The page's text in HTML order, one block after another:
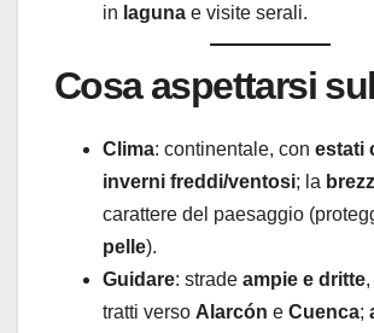
in laguna e visite serali.
Cosa aspettarsi
Clima: continentale, con estati
inverni freddi/ventosi; la
carattere del paesaggio
pelle).
Guidare: strade ampie e dritte
tratti verso Alarcón e Cuenca;